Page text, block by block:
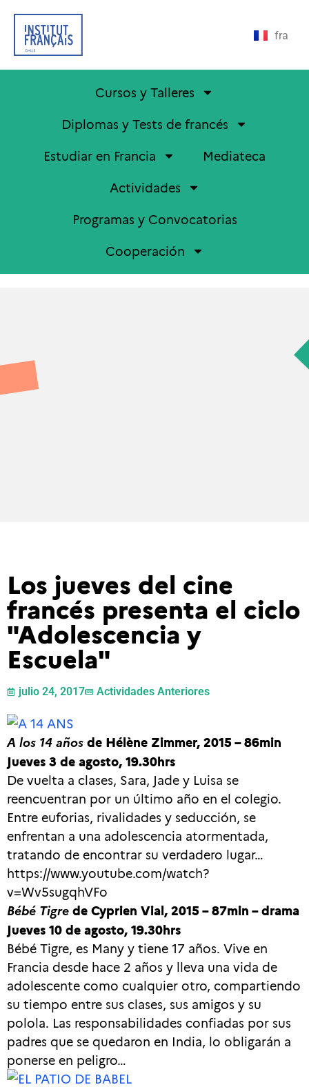
fra
Cursos y Talleres
Diplomas y Tests de francés
Estudiar en Francia
Mediateca
Actividades
Programas y Convocatorias
Cooperación
Los jueves del cine
francés presenta el ciclo
"Adolescencia y
Escuela"
julio 24, 2017 Actividades Anteriores
A los 14 años de Hélène Zimmer, 2015 – 86min
Jueves 3 de agosto, 19.30hrs
De vuelta a clases, Sara, Jade y Luisa se
reencuentran por un último año en el colegio.
Entre euforias, rivalidades y seducción, se
enfrentan a una adolescencia atormentada,
tratando de encontrar su verdadero lugar…
https://www.youtube.com/watch?
v=Wv5sugqhVFo
Bébé Tigre de Cyprien Vial, 2015 – 87min – drama
Jueves 10 de agosto, 19.30hrs
Bébé Tigre, es Many y tiene 17 años. Vive en
Francia desde hace 2 años y lleva una vida de
adolescente como cualquier otro, compartiendo
su tiempo entre sus clases, sus amigos y su
polola. Las responsabilidades confiadas por sus
padres que se quedaron en India, lo obligarán a
ponerse en peligro…